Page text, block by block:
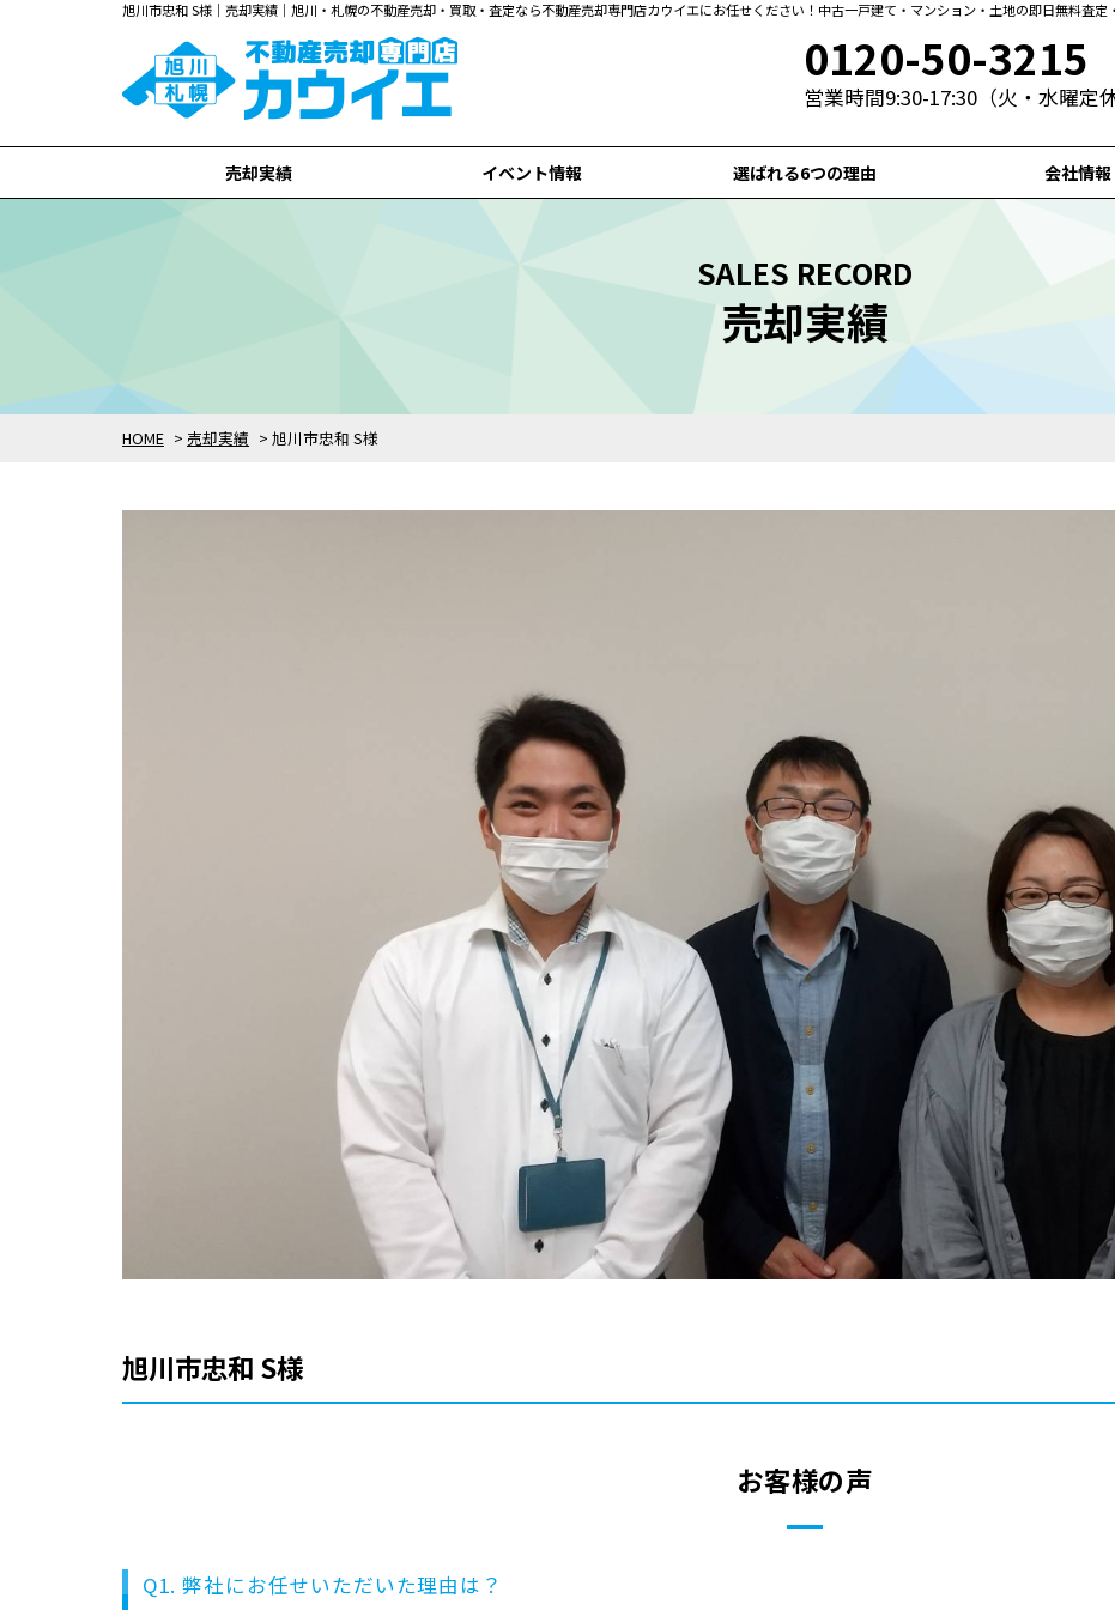
旭川市忠和 S様｜売却実績｜旭川・札幌の不動産売却・買取・査定なら不動産売却専門店カウイエにお任せください！中古一戸建て・マンション・土地の即日無料査定
0120-50-3215
営業時間9:30-17:30（火・水曜定休
売却実績
全て
旭川市
札幌市
イベント情報 選ばれる6つの理由 会社情報
HOME > 売却実績 > 旭川市忠和 S様
SALES RECORD
売却実績
旭川市忠和 S様
お客様の声
Q1. 弊社にお任せいただいた理由は？